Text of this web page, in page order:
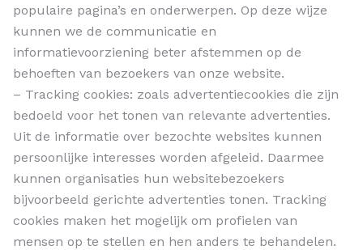
populaire pagina’s en onderwerpen. Op deze wijze
kunnen we de communicatie en
informatievoorziening beter afstemmen op de
behoeften van bezoekers van onze website.
– Tracking cookies: zoals advertentiecookies die zijn
bedoeld voor het tonen van relevante advertenties.
Uit de informatie over bezochte websites kunnen
persoonlijke interesses worden afgeleid. Daarmee
kunnen organisaties hun websitebezoekers
bijvoorbeeld gerichte advertenties tonen. Tracking
cookies maken het mogelijk om profielen van
mensen op te stellen en hen anders te behandelen.